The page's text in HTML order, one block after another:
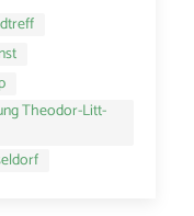
Theodor-Litt-